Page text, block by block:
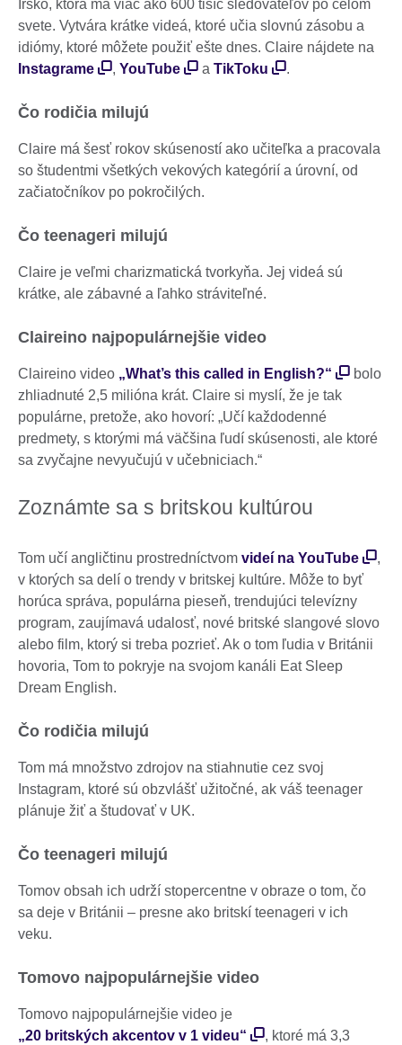
Írsko, ktorá má viac ako 600 tisíc sledovateľov po celom
svete. Vytvára krátke videá, ktoré učia slovnú zásobu a
idiómy, ktoré môžete použiť ešte dnes. Claire nájdete na
Instagrame
, YouTube a TikToku .
Čo rodičia milujú
Claire má šesť rokov skúseností ako učiteľka a pracovala
so študentmi všetkých vekových kategórií a úrovní, od
začiatočníkov po pokročilých.
Čo teenageri milujú
Claire je veľmi charizmatická tvorkyňa. Jej videá sú
krátke, ale zábavné a ľahko stráviteľné.
Claireino najpopulárnejšie video
Claireino video „What’s this called in English?“
bolo
zhliadnuté 2,5 milióna krát. Claire si myslí, že je tak
populárne, pretože, ako hovorí: „Učí každodenné
predmety, s ktorými má väčšina ľudí skúsenosti, ale ktoré
sa zvyčajne nevyučujú v učebniciach.“
Zoznámte sa s britskou kultúrou
Tom učí angličtinu prostredníctvom videí na YouTube
,
v ktorých sa delí o trendy v britskej kultúre. Môže to byť
horúca správa, populárna pieseň, trendujúci televízny
program, zaujímavá udalosť, nové britské slangové slovo
alebo film, ktorý si treba pozrieť. Ak o tom ľudia v Británii
hovoria, Tom to pokryje na svojom kanáli Eat Sleep
Dream English.
Čo rodičia milujú
Tom má množstvo zdrojov na stiahnutie cez svoj
Instagram, ktoré sú obzvlášť užitočné, ak váš teenager
plánuje žiť a študovať v UK.
Čo teenageri milujú
Tomov obsah ich udrží stopercentne v obraze o tom, čo
sa deje v Británii – presne ako britskí teenageri v ich
veku.
Tomovo najpopulárnejšie video
Tomovo najpopulárnejšie video je
„20 britských akcentov v 1 videu“
, ktoré má 3,3